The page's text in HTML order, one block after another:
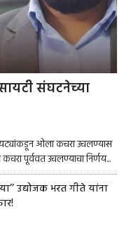
संघटनेच्या
ओला कचरा उचलण्यास
पूर्ववत उचलण्याचा निर्णय...
उद्योजक भरत गीते यांना